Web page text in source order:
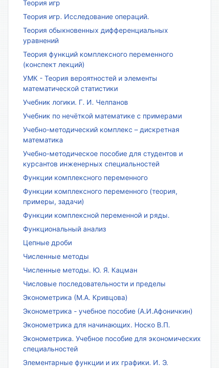
Теория игр
Теория игр. Исследование операций.
Теория обыкновенных дифференциальных
уравнений
Теория функций комплексного переменного
(конспект лекций)
УМК - Теория вероятностей и элементы
математической статистики
Учебник логики. Г. И. Челпанов
Учебник по нечёткой математике с примерами
Учебно-методический комплекс – дискретная
математика
Учебно-методическое пособие для студентов и
курсантов инженерных специальностей
Функции комплексного переменного
Функции комплексного переменного (теория,
примеры, задачи)
Функции комплексной переменной и ряды.
Функциональный анализ
Цепные дроби
Численные методы
Численные методы. Ю. Я. Кацман
Числовые последовательности и пределы
Эконометрика (М.А. Кривцова)
Эконометрика - учебное пособие (А.И.Афоничкин)
Эконометрика для начинающих. Носко В.П.
Эконометрика. Учебное пособие для экономических
специальностей
Элементарные функции и их графики. И. Э.